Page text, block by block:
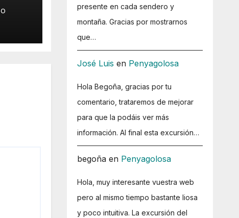
presente en cada sendero y
montaña. Gracias por mostrarnos
que…
José Luis en Penyagolosa
Hola Begoña, gracias por tu
comentario, trataremos de mejorar
para que la podáis ver más
información. Al final esta excursión…
begoñaen Penyagolosa
Hola, muy interesante vuestra web
pero al mismo tiempo bastante liosa
y poco intuitiva. La excursión del